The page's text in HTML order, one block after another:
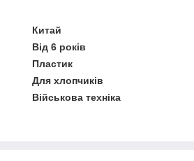
Китай
Від 6 років
Пластик
Для хлопчиків
Військова техніка